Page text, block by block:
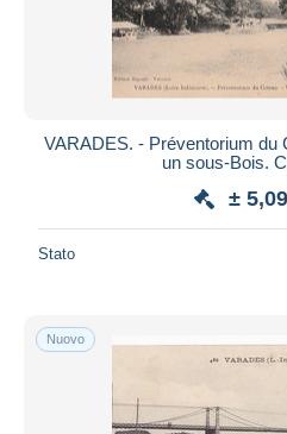
VARADES. - Préventorium du
un sous-Bois.
±
Stato
Nuovo